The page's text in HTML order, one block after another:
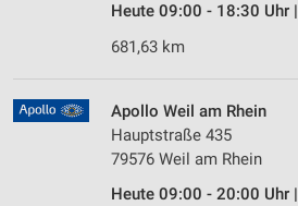
Heute 09:00 - 18:30 Uhr |
681,63 km
Apollo Weil am Rhein
Hauptstraße 435
79576 Weil am Rhein
Heute 09:00 - 20:00 Uhr |